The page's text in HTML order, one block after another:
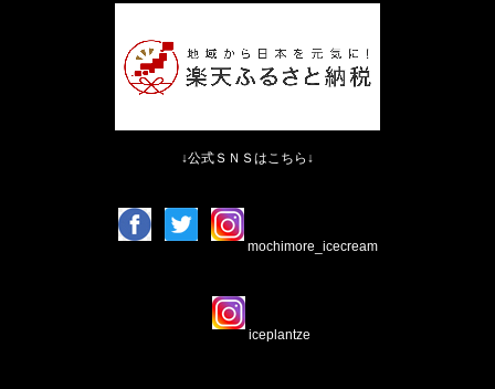
↓公式ＳＮＳはこちら↓
mochimore_icecream
iceplantze